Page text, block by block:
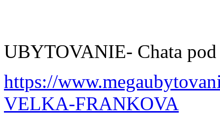
UBYTOVANIE- Chata pod
https://
VELKA-FRANKOVA